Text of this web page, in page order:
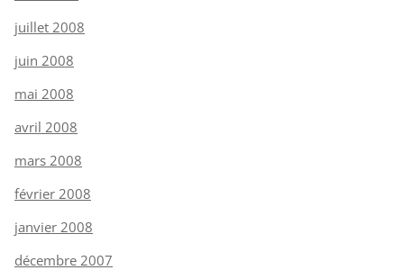
juillet 2008
juin 2008
mai 2008
avril 2008
mars 2008
février 2008
janvier 2008
décembre 2007